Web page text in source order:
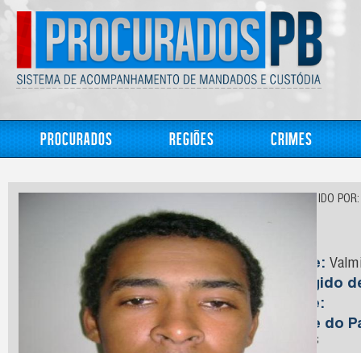
Procurados Regiões Crimes
CONHECIDO POR:
Nome:
Foragido
Idade:
Nome do
Santos